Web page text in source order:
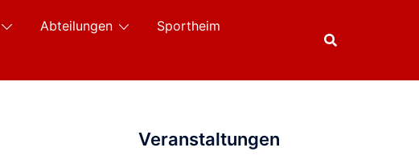
Abteilungen
Sportheim
Veranstaltungen